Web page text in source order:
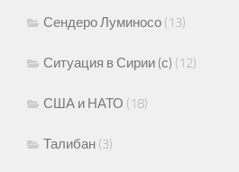
Сендеро Луминосо (13)
Ситуация в Сирии (с) (12)
США и НАТО (18)
Талибан (3)